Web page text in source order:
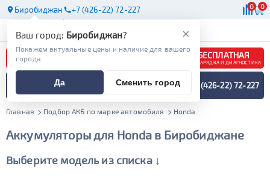
Биробиджан +7 (426-22) 72-227 0 0
АКБ МАСЛА
БЕСПЛАТНАЯ
ЗАРЯДКА И ДИАГНОСТИКА
ПОДБОР АККУМУЛЯТОРА
СПЕЦИАЛИСТОМ +7 (426-22) 72-227
Главная Подбор АКБ по марке автомобиля Honda
Аккумуляторы для Honda в Биробиджане
Выберите модель из списка ↓
×
Ваш город: Биробиджан?
Покажем актуальные цены и наличие для вашего
города.
Да Сменить город